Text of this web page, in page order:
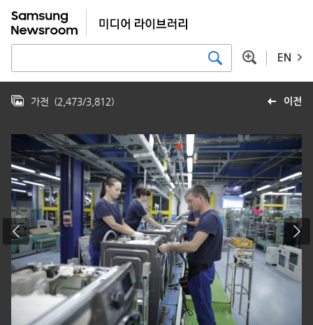
EN
이전
가전 (2,473/3,812)